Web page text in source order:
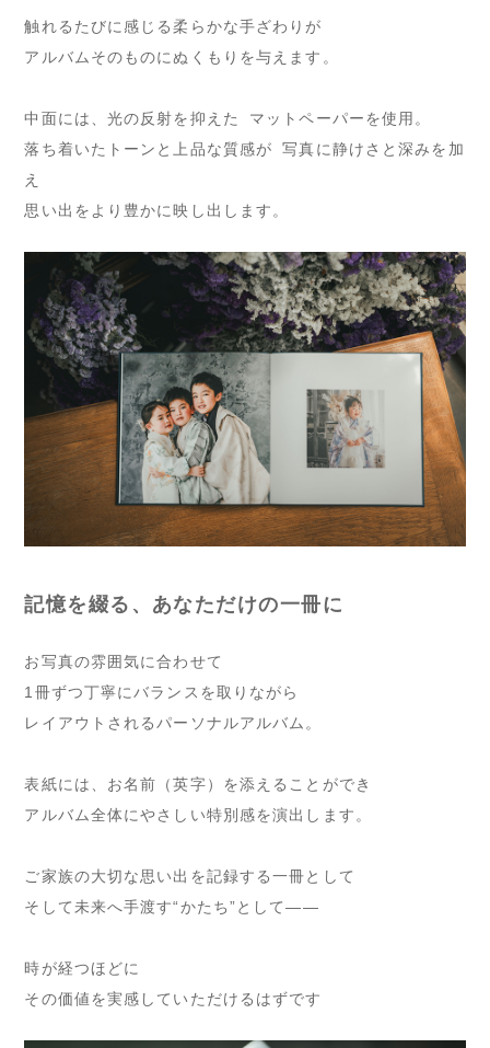
触れるたびに感じる柔らかな手ざわりが
アルバムそのものにぬくもりを与えます。
中面には、光の反射を抑えた マットペーパーを使用。
落ち着いたトーンと上品な質感が 写真に静けさと深みを加
え
思い出をより豊かに映し出します。
記憶を綴る、あなただけの一冊に
お写真の雰囲気に合わせて
1冊ずつ丁寧にバランスを取りながら
レイアウトされるパーソナルアルバム。
表紙には、お名前（英字）を添えることができ
アルバム全体にやさしい特別感を演出します。
ご家族の大切な思い出を記録する一冊として
そして未来へ手渡す“かたち”として——
時が経つほどに
その価値を実感していただけるはずです